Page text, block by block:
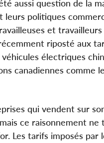
aussi question de la
leurs politiques
et travailleurs
riposté aux
électriques
canadiennes comme
qui vendent sur
ce raisonnement ne
Les tarifs imposés